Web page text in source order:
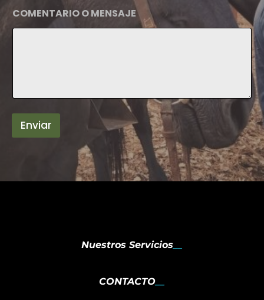
COMENTARIO O MENSAJE
Enviar
Nuestros Servicios
CONTACTO